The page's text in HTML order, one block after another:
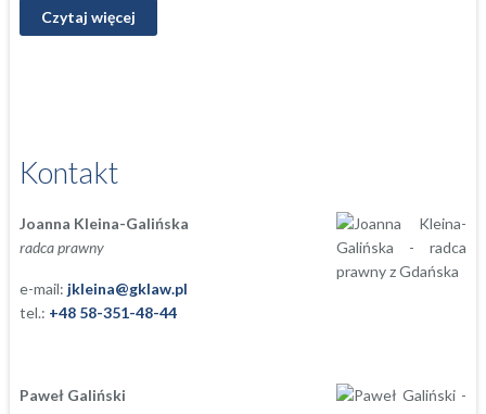
Czytaj więcej
Kontakt
Joanna Kleina-Galińska
radca prawny
e-mail: jkleina@gklaw.pl
tel.: +48 58-351-48-44
Paweł Galiński